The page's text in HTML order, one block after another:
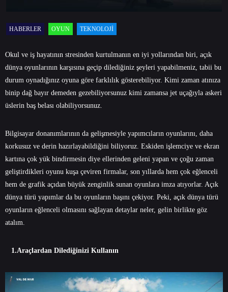
HABERLER OYUN TEKNOLOJI
Okul ve iş hayatının stresinden kurtulmanın en iyi yollarından biri, açık
dünya oyunlarının karşısına geçip dilediğiniz şeyleri yapabilmeniz, tabii bu
durum oynadığınız oyuna göre farklılık gösterebiliyor. Kimi zaman atınıza
binip dağ bayır demeden gezebiliyorsunuz kimi zamansa jet uçağıyla askeri
üslerin baş belası olabiliyorsunuz.
Bilgisayar donanımlarının da gelişmesiyle yapımcıların oyunlarını, daha
korkusuz ve derin hazırlayabildiğini biliyoruz. Eskiden işlemciye ve ekran
kartına çok yük bindirmesin diye ellerinden geleni yapan ve çoğu zaman
geliştirdikleri oyunu kuşa çeviren firmalar, son yıllarda hem çok eğlenceli
hem de grafik açıdan büyük zenginlik sunan oyunlara imza atıyorlar. Açık
dünya türü yapımlar da bu oyunların başını çekiyor. Peki, açık dünya türü
oyunların eğlenceli olmasını sağlayan detaylar neler, gelin birlikte göz
atalım.
1.Araçlardan Dilediğinizi Kullanın